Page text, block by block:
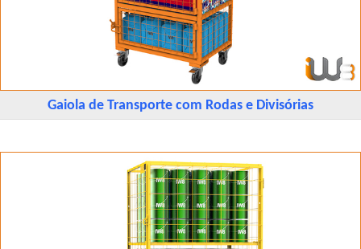
Gaiola de Transporte com Rodas e Divisórias